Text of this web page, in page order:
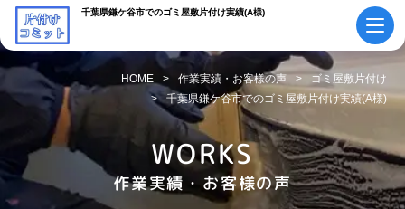
千葉県鎌ケ谷市でのゴミ屋敷片付け実績(A様)
初めての方へ ご依頼の流れ
会社概要・
スタッフ紹介
HOME 作業実績・お客様の声
ゴミ屋敷片付け
千葉県鎌ケ谷市でのゴミ屋敷片付け実績(A様)
WORKS
作業実績・お客様の声